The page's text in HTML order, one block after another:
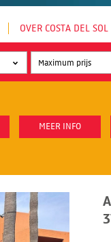
OVER COSTA DEL SOL
MEER INFO